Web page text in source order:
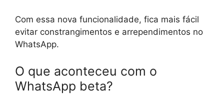
Com essa nova funcionalidade, fica mais fácil
evitar constrangimentos e arrependimentos no
WhatsApp.
O que aconteceu com o
WhatsApp beta?